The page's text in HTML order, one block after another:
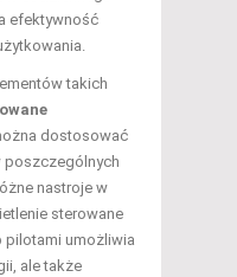
efektywność
takich
dostosować
poszczególnych
nastroje w
sterowane
pilotami umożliwia
ale także